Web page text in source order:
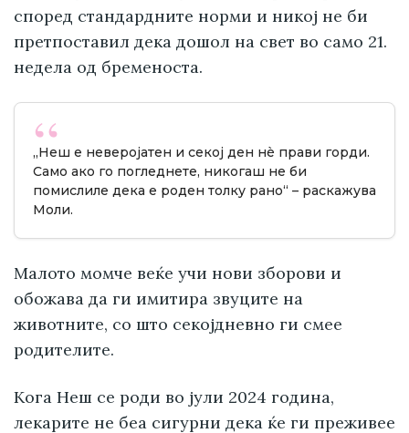
според стандардните норми и никој не би
претпоставил дека дошол на свет во само 21.
недела од бременоста.
„Неш е неверојатен и секој ден нè прави горди.
Само ако го погледнете, никогаш не би
помислиле дека е роден толку рано“ – раскажува
Моли.
Малото момче веќе учи нови зборови и
обожава да ги имитира звуците на
животните, со што секојдневно ги смее
родителите.
Кога Неш се роди во јули 2024 година,
лекарите не беа сигурни дека ќе ги преживее